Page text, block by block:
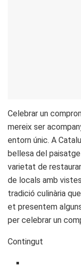
Celebrar un
mereix ser
entorn únic. A
bellesa del
varietat de
de locals amb
tradició culinària
et presentem
per celebrar un
Contingut